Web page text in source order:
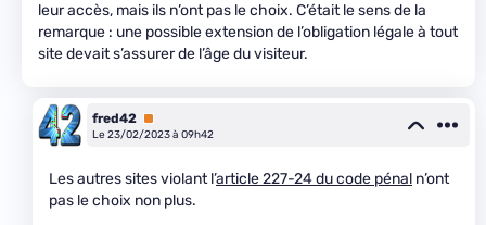
leur accès, mais ils n’ont pas le choix. C’était le sens de la
remarque : une possible extension de l’obligation légale à tout
site devait s’assurer de l’âge du visiteur.
fred42 Premium
Le 23/02/2023 à 09h42
Les autres sites violant l’article 227-24 du code pénal n’ont
pas le choix non plus.